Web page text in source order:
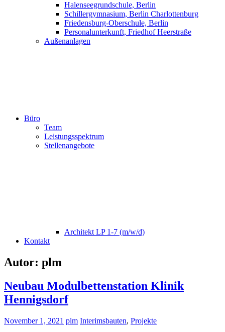
Halenseegrundschule, Berlin
Schillergymnasium, Berlin Charlottenburg
Friedensburg-Oberschule, Berlin
Personalunterkunft, Friedhof Heerstraße
Außenanlagen
Büro
Team
Leistungsspektrum
Stellenangebote
Architekt LP 1-7 (m/w/d)
Kontakt
Autor: plm
Neubau Modulbettenstation Klinik
Hennigsdorf
November 1, 2021 plm Interimsbauten, Projekte